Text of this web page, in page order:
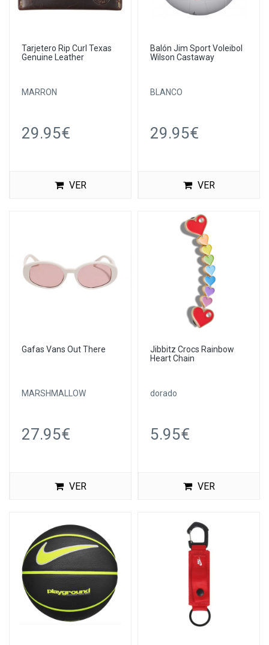
Tarjetero Rip Curl Texas
Genuine Leather
MARRON
29.95€
VER
Balón Jim Sport Voleibol
Wilson Castaway
BLANCO
29.95€
VER
Gafas Vans Out There
MARSHMALLOW
27.95€
VER
Jibbitz Crocs Rainbow
Heart Chain
dorado
5.95€
VER